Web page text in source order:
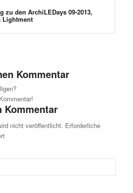
zu den ArchiLEDays 09-2013,
Lightment
Kommentar
Kommentar
nicht veröffentlicht. Erforderliche